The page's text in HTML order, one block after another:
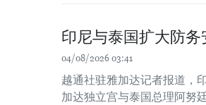
印尼与泰国扩大防
04/08/2026 03:41
越通社驻雅加达记者报道，
加达独立宫与泰国总理阿努